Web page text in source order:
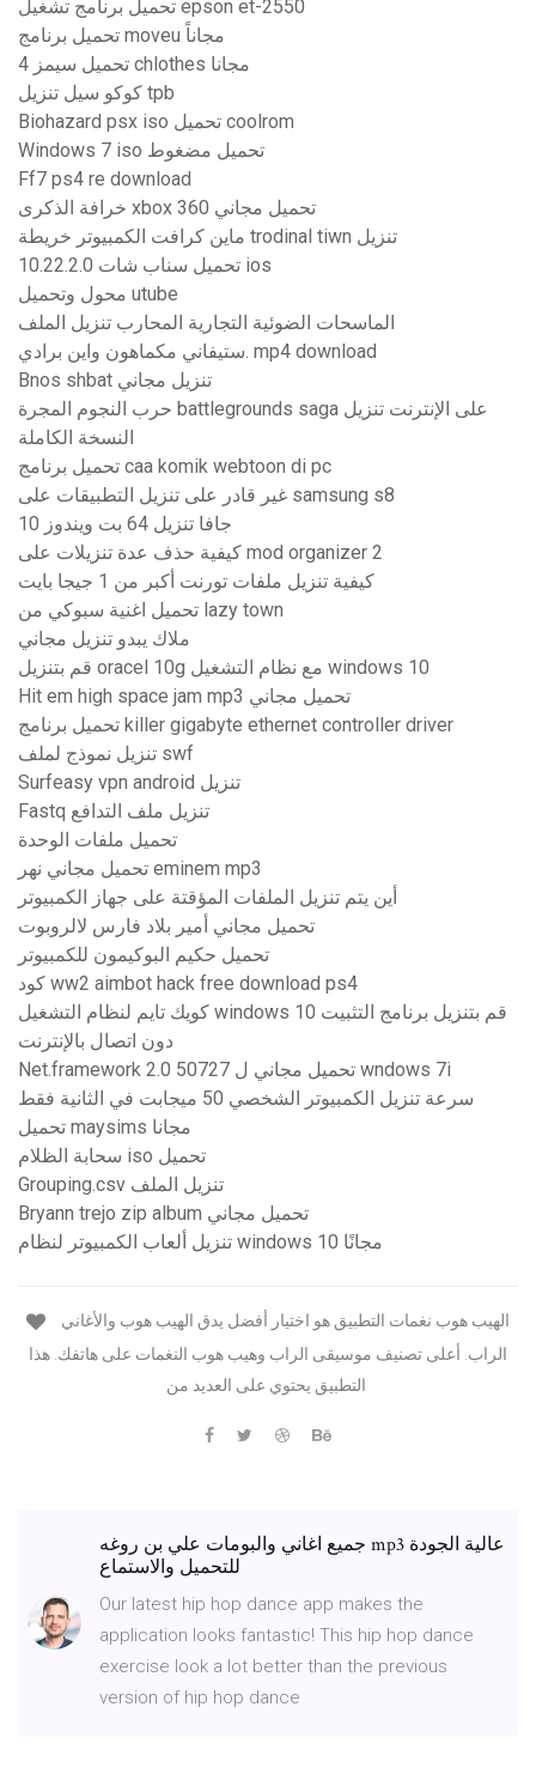
تحميل برنامج تشغيل epson et-2550
تحميل برنامج moveu مجاناً
تحميل سيمز 4 chlothes مجانا
كوكو سيل تنزيل tpb
Biohazard psx iso تحميل coolrom
Windows 7 iso تحميل مضغوط
Ff7 ps4 re download
خرافة الذكرى xbox 360 تحميل مجاني
ماين كرافت الكمبيوتر خريطة trodinal tiwn تنزيل
تحميل سناب شات 10.22.2.0 ios
محول وتحميل utube
الماسحات الضوئية التجارية المحارب تنزيل الملف
ستيفاني مكماهون واين برادي. mp4 download
Bnos shbat تنزيل مجاني
حرب النجوم المجرة battlegrounds saga على الإنترنت تنزيل
النسخة الكاملة
تحميل برنامج caa komik webtoon di pc
غير قادر على تنزيل التطبيقات على samsung s8
جافا تنزيل 64 بت ويندوز 10
كيفية حذف عدة تنزيلات على mod organizer 2
كيفية تنزيل ملفات تورنت أكبر من 1 جيجا بايت
تحميل اغنية سبوكي من lazy town
ملاك يبدو تنزيل مجاني
قم بتنزيل oracel 10g مع نظام التشغيل windows 10
Hit em high space jam mp3 تحميل مجاني
تحميل برنامج killer gigabyte ethernet controller driver
تنزيل نموذج لملف swf
Surfeasy vpn android تنزيل
Fastq تنزيل ملف التدافع
تحميل ملفات الوحدة
تحميل مجاني نهر eminem mp3
أين يتم تنزيل الملفات المؤقتة على جهاز الكمبيوتر
تحميل مجاني أمير بلاد فارس لالروبوت
تحميل حكيم البوكيمون للكمبيوتر
كود ww2 aimbot hack free download ps4
كويك تايم لنظام التشغيل windows 10 قم بتنزيل برنامج التثبيت
دون اتصال بالإنترنت
Net.framework 2.0 50727 تحميل مجاني ل wndows 7i
سرعة تنزيل الكمبيوتر الشخصي 50 ميجابت في الثانية فقط
تحميل maysims مجانا
سحابة الظلام iso تحميل
Grouping.csv تنزيل الملف
Bryann trejo zip album تحميل مجاني
تنزيل ألعاب الكمبيوتر لنظام windows 10 مجانًا
الراب. أعلى تصنيف موسيقى الراب وهيب هوب النغمات على هاتفك. هذا
جميع اغاني والبومات علي بن روغه mp3 عالية الجودة
للتحميل والاستماع
Our latest hip hop dance app makes the
application looks fantastic! This hip hop dance
exercise look a lot better than the previous
version of hip hop dance